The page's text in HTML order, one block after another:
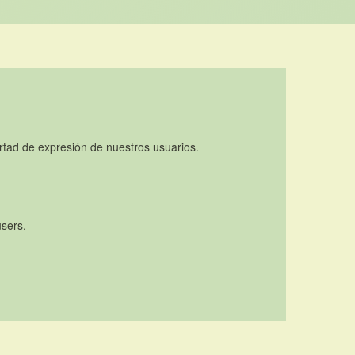
de expresión de nuestros usuarios.